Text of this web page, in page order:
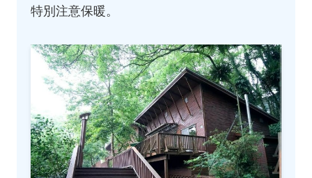
特別注意保暖。